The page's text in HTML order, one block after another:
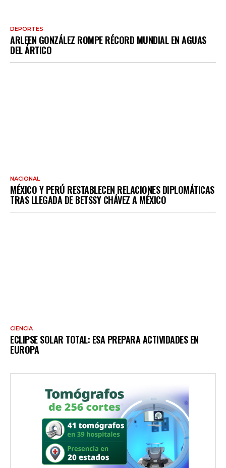
DEPORTES
ARLEEN GONZÁLEZ ROMPE RÉCORD MUNDIAL EN AGUAS
DEL ÁRTICO
NACIONAL
MÉXICO Y PERÚ RESTABLECEN RELACIONES DIPLOMÁTICAS
TRAS LLEGADA DE BETSSY CHÁVEZ A MÉXICO
CIENCIA
ECLIPSE SOLAR TOTAL: ESA PREPARA ACTIVIDADES EN
EUROPA